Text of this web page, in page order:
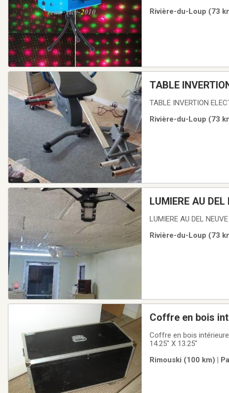
Rivière-du-Loup (73
TABLE
TABLE INVERTION
Rivière-du-Loup (73
LUMIERE AU DEL
LUMIERE AU DEL NEUVE
Rivière-du-Loup (73
Coffre en bois
Coffre en bois
14.25" X 13.25"
Rimouski (100 km) |